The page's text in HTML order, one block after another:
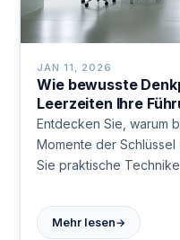
JAN 11, 2026
Wie bewusste
Leerzeiten Ihre
revolutionieren:
Entdecken Sie, warum
Momente der
Sie praktische
Mehr lesen→